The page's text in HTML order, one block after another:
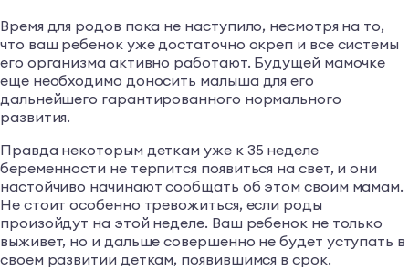
Время для родов пока не наступило, несмотря на то,
что ваш ребенок уже достаточно окреп и все системы
его организма активно работают. Будущей мамочке
еще необходимо доносить малыша для его
дальнейшего гарантированного нормального
развития.
Правда некоторым деткам уже к 35 неделе
беременности не терпится появиться на свет, и они
настойчиво начинают сообщать об этом своим мамам.
Не стоит особенно тревожиться, если роды
произойдут на этой неделе. Ваш ребенок не только
выживет, но и дальше совершенно не будет уступать в
своем развитии деткам, появившимся в срок.